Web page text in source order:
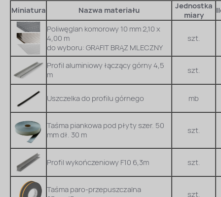
Miniatura Nazwa materiału
Jednostka
miary
Poliwęglan komorowy 10 mm 2,10 x
4,00 m
do wyboru: GRAFIT BRĄZ MLECZNY
szt.
Profil aluminiowy łączący górny 4,5
m
szt.
Uszczelka do profilu górnego mb
Taśma piankowa pod płyty szer. 50
mm dł. 30 m
szt.
Profil wykończeniowy F10 6,3m szt.
Taśma paro-przepuszczalna
szt.